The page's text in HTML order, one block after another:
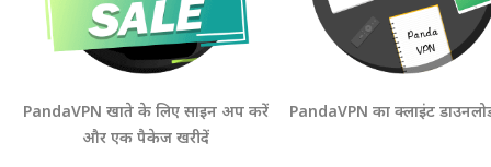
PandaVPN खाते के लिए साइन अप करें
और एक पैकेज खरीदें
PandaVPN का क्लाइंट